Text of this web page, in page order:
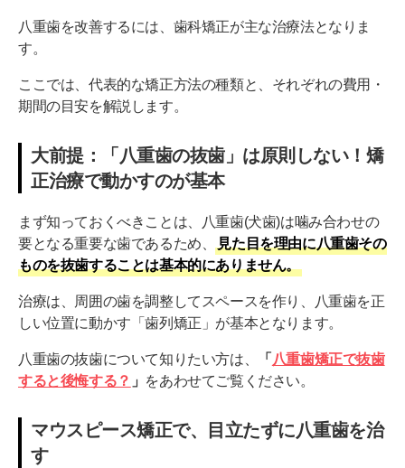
八重歯を改善するには、歯科矯正が主な治療法となりま
す。
ここでは、代表的な矯正方法の種類と、それぞれの費用・
期間の目安を解説します。
大前提：「八重歯の抜歯」は原則しない！矯
正治療で動かすのが基本
まず知っておくべきことは、八重歯(犬歯)は噛み合わせの
要となる重要な歯であるため、
見た目を理由に八重歯その
ものを抜歯することは基本的にありません。
治療は、周囲の歯を調整してスペースを作り、八重歯を正
しい位置に動かす「歯列矯正」が基本となります。
八重歯の抜歯について知りたい方は、 「 八重歯矯正で抜歯
すると後悔する？ 」 をあわせてご覧ください。
マウスピース矯正で、目立たずに八重歯を治
す